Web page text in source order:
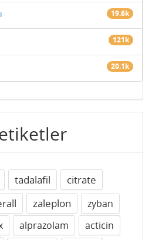
19.6k
121k
20.1k
tadalafil
citrate
zaleplon
zyban
alprazolam
acticin